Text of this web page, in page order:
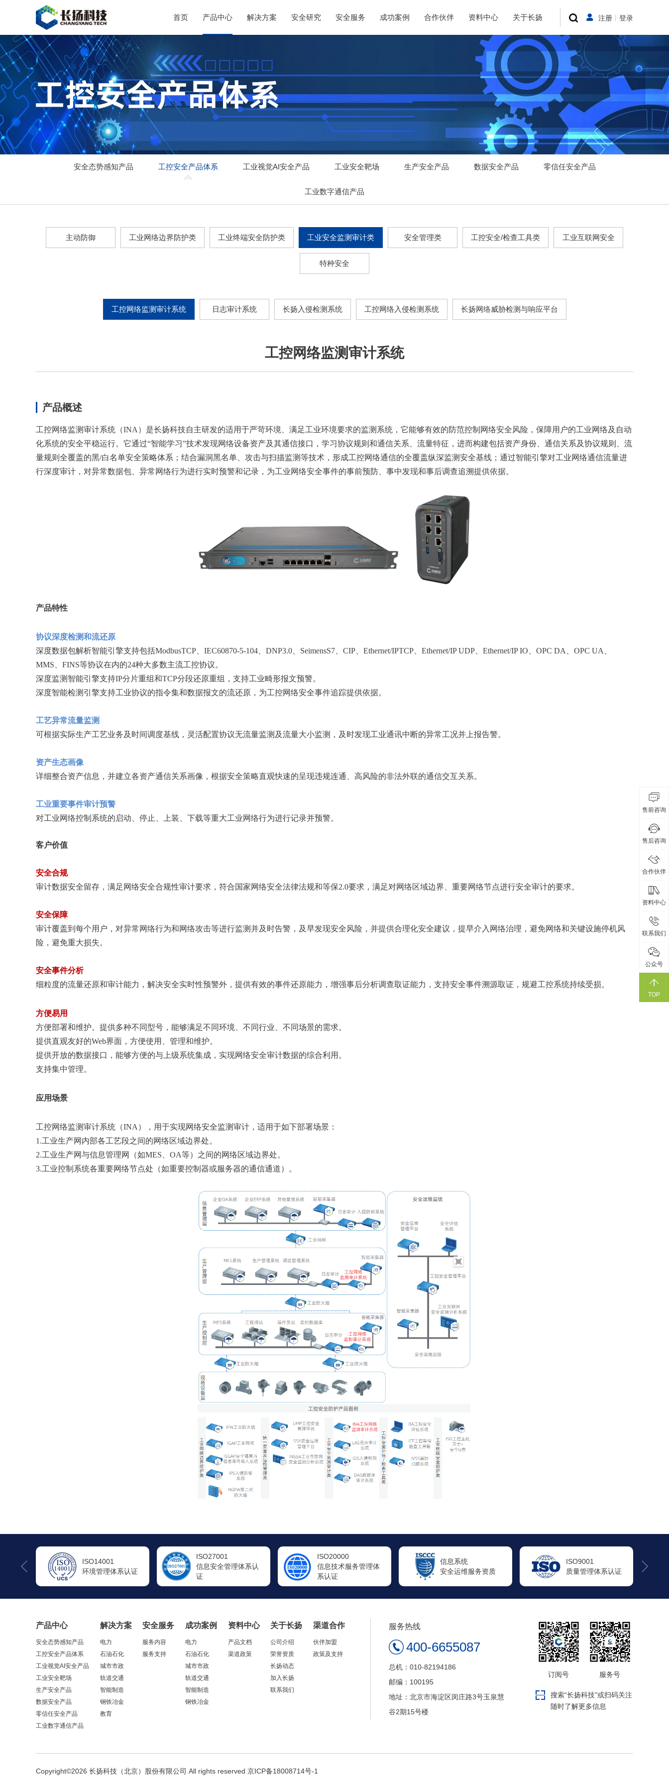
注册 登录
首页 产品中心 解决方案 安全研究 安全服务 成功案例 合作伙伴 资料中心 关于长扬
安全态势感知产品 工控安全产品体系 工业视觉AI安全产品 工业安全靶场 生产安全产品 数据安全产品 零信任安全产品
工业数字通信产品
主动防御 工业网络边界防护类 工业终端安全防护类 工业安全监测审计类 安全管理类 工控安全/检查工具类 工业互联网安全
特种安全
工控网络监测审计系统 日志审计系统 长扬入侵检测系统 工控网络入侵检测系统 长扬网络威胁检测与响应平台
工控网络监测审计系统
产品概述
工控网络监测审计系统（INA）是长扬科技自主研发的适用于严苛环境、满足工业环境要求的监测系统，它能够有效的防范控制网络安全风险，保障用户的工业网络及自动
化系统的安全平稳运行。它通过“智能学习”技术发现网络设备资产及其通信接口，学习协议规则和通信关系、流量特征，进而构建包括资产身份、通信关系及协议规则、流
量规则全覆盖的黑/白名单安全策略体系；结合漏洞黑名单、攻击与扫描监测等技术，形成工控网络通信的全覆盖纵深监测安全基线；通过智能引擎对工业网络通信流量进
行深度审计，对异常数据包、异常网络行为进行实时预警和记录，为工业网络安全事件的事前预防、事中发现和事后调查追溯提供依据。
产品特性
协议深度检测和流还原
深度数据包解析智能引擎支持包括ModbusTCP、IEC60870-5-104、DNP3.0、SeimensS7、CIP、Ethernet/IPTCP、Ethernet/IP UDP、Ethernet/IP IO、OPC DA、OPC UA、
MMS、FINS等协议在内的24种大多数主流工控协议。
深度监测智能引擎支持IP分片重组和TCP分段还原重组，支持工业畸形报文预警。
深度智能检测引擎支持工业协议的指令集和数据报文的流还原，为工控网络安全事件追踪提供依据。
工艺异常流量监测
可根据实际生产工艺业务及时间调度基线，灵活配置协议无流量监测及流量大小监测，及时发现工业通讯中断的异常工况并上报告警。
资产生态画像
详细整合资产信息，并建立各资产通信关系画像，根据安全策略直观快速的呈现违规连通、高风险的非法外联的通信交互关系。
工业重要事件审计预警
对工业网络控制系统的启动、停止、上装、下载等重大工业网络行为进行记录并预警。
客户价值
安全合规
审计数据安全留存，满足网络安全合规性审计要求，符合国家网络安全法律法规和等保2.0要求，满足对网络区域边界、重要网络节点进行安全审计的要求。
安全保障
审计覆盖到每个用户，对异常网络行为和网络攻击等进行监测并及时告警，及早发现安全风险，并提供合理化安全建议，提早介入网络治理，避免网络和关键设施停机风
险，避免重大损失。
安全事件分析
细粒度的流量还原和审计能力，解决安全实时性预警外，提供有效的事件还原能力，增强事后分析调查取证能力，支持安全事件溯源取证，规避工控系统持续受损。
方便易用
方便部署和维护。提供多种不同型号，能够满足不同环境、不同行业、不同场景的需求。
提供直观友好的Web界面，方便使用、管理和维护。
提供开放的数据接口，能够方便的与上级系统集成，实现网络安全审计数据的综合利用。
支持集中管理。
应用场景
工控网络监测审计系统（INA），用于实现网络安全监测审计，适用于如下部署场景：
1.工业生产网内部各工艺段之间的网络区域边界处。
2.工业生产网与信息管理网（如MES、OA等）之间的网络区域边界处。
3.工业控制系统各重要网络节点处（如重要控制器或服务器的通信通道）。
信息安全管理体系认
ISO20000
信息技术服务管理体
系认证
信息系统
安全运维服务资质
ISO9001
质量管理体系认证
ISO14001
环境管理体系认证
产品中心
安全态势感知产品
工控安全产品体系
工业视觉AI安全产品
工业安全靶场
生产安全产品
数据安全产品
零信任安全产品
工业数字通信产品
解决方案
电力
石油石化
城市市政
轨道交通
智能制造
钢铁冶金
教育
安全服务
服务内容
服务支持
成功案例
电力
石油石化
城市市政
轨道交通
智能制造
钢铁冶金
资料中心
产品文档
渠道政策
关于长扬
公司介绍
荣誉资质
长扬动态
加入长扬
联系我们
渠道合作
伙伴加盟
政策及支持
服务热线
400-6655087
总机：010-82194186
邮编：100195
地址：北京市海淀区闵庄路3号玉泉慧
谷2期15号楼
订阅号 服务号
搜索“长扬科技”或扫码关注
随时了解更多信息
Copyright©2026 长扬科技（北京）股份有限公司 All rights reserved 京ICP备18008714号-1
售前咨询
售后咨询
合作伙伴
资料中心
联系我们
公众号
TOP